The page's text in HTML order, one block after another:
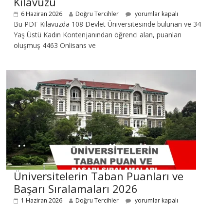
6 Haziran 2026 Doğru Tercihler yorumlar kapalı
Bu PDF Kılavuzda 108 Devlet Üniversitesinde bulunan ve 34
Yaş Üstü Kadın Kontenjanından öğrenci alan, puanları
oluşmuş 4463 Önlisans ve
Üniversitelerin Taban Puanları ve
Başarı Sıralamaları 2026
1 Haziran 2026 Doğru Tercihler yorumlar kapalı